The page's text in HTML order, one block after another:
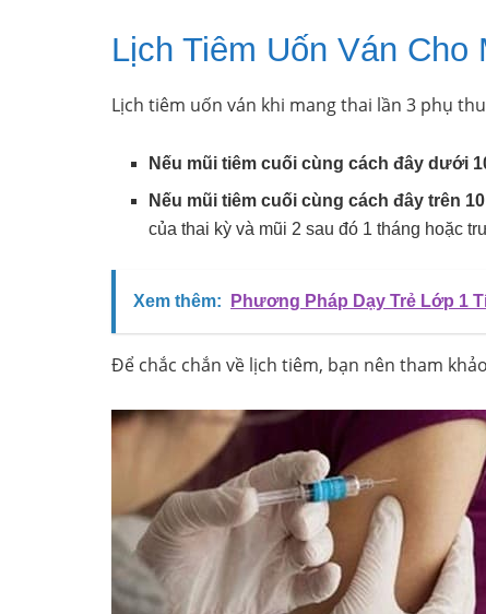
Lịch Tiêm Uốn Ván Cho
Lịch tiêm uốn ván khi mang thai lần 3 phụ
Nếu mũi tiêm cuối cùng cách đây dưới
Nếu mũi tiêm cuối cùng cách đây trên
của thai kỳ và mũi 2 sau đó 1 tháng hoặc
Xem thêm: Phương Pháp Dạy Trẻ Lớp 1
Để chắc chắn về lịch tiêm, bạn nên tham